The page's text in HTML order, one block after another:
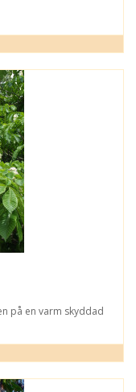
på en varm skyddad